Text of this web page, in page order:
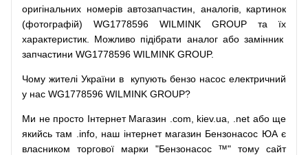
оригінальних номерів автозапчастин аналогів,
картинок
(фотографій) WG1778596 WILMINK GROUP та їх
характеристик. Можливо підібрати аналог або замінник
запчастини WG1778596 WILMINK GROUP.
Чому жителі України в купують бензо насос електричний
у нас WG1778596 WILMINK GROUP?
Ми не просто Інтернет Магазин .com kiev.ua .net або ще
якийсь там .info, наш інтернет магазин Бензонасос ЮА є
власником
торгової марки "Бензонасос ™" тому
сайт